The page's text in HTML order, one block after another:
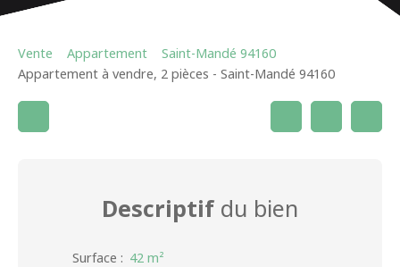
Vente Appartement
Saint-Mandé 94160
Appartement à vendre, 2 pièces - Saint-Mandé 94160
Descriptif du bien
Surface : 42 m²